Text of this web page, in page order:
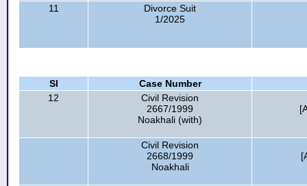
11
Divorce Suit
1/2025
Sl
Case Number
12
Civil Revision
2667/1999
Noakhali (with)
Civil Revision
2668/1999
Noakhali